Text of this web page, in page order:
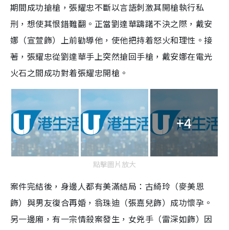
期間成功搶槍，張耀忠不斷以言語刺激其開槍執行私
刑，想使其恨錯難翻。正當劉達華躊躇不決之際，戴安
娜（宣萱飾）上前勸導他，使他把持着怒火和理性。接
著，張耀忠從劉達華手上突然搶回手槍，戴安娜在電光
火石之間成功對着張耀忠開槍。
+4
點擊圖片放大
案件完結後，身邊人都有美滿結局：古綺玲（麥美恩
飾）與男友復合再婚，翁珠迪（張嘉兒飾）成功懷孕。
另一邊廂，有一宗情殺案發生，女兇手（雷深如飾）因